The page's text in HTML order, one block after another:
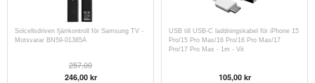
Solcellsdriven fjärrkontroll för Samsung TV -
Motsvarar BN59-01385A
257,00
246,00 kr
USB till USB-C laddningskabel för iPhone 15
Pro/15 Pro Max/16 Pro/16 Pro Max/17
Pro/17 Pro Max - 1m - Vit
105,00 kr